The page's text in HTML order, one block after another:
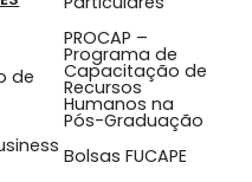
de
PROCAP –
Programa de
Capacitação de
Recursos
Humanos na
Pós-Graduação
Bolsas FUCAPE